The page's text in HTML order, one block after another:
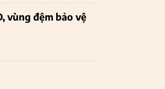
vùng đệm bảo vệ